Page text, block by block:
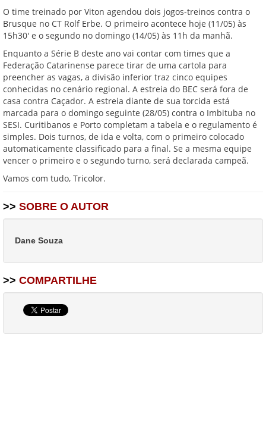
O time treinado por Viton agendou dois jogos-treinos contra o
Brusque no CT Rolf Erbe. O primeiro acontece hoje (11/05) às
15h30' e o segundo no domingo (14/05) às 11h da manhã.
Enquanto a Série B deste ano vai contar com times que a
Federação Catarinense parece tirar de uma cartola para
preencher as vagas, a divisão inferior traz cinco equipes
conhecidas no cenário regional. A estreia do BEC será fora de
casa contra Caçador. A estreia diante de sua torcida está
marcada para o domingo seguinte (28/05) contra o Imbituba no
SESI. Curitibanos e Porto completam a tabela e o regulamento é
simples. Dois turnos, de ida e volta, com o primeiro colocado
automaticamente classificado para a final. Se a mesma equipe
vencer o primeiro e o segundo turno, será declarada campeã.
Vamos com tudo, Tricolor.
>> SOBRE O AUTOR
Dane Souza
>> COMPARTILHE